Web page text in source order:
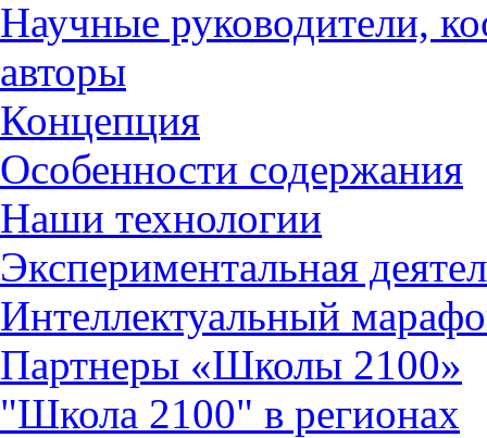
Научные руководители,
авторы
Концепция
Особенности содержания
Наши технологии
Экспериментальная
Интеллектуальный
Партнеры «Школы 2100»
"Школа 2100" в регионах